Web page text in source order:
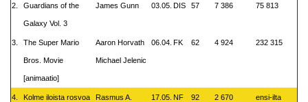
2. Guardians of the
Galaxy Vol. 3
James Gunn 03.05. DIS 57 7 386 75 813
3. The Super Mario
Bros. Movie
[animaatio]
Aaron Horvath
Michael Jelenic
06.04. FK 62 4 924 232 315
4. Kolme iloista rosvoa Rasmus A. 17.05. NF 92 2 670 ensi-ilta